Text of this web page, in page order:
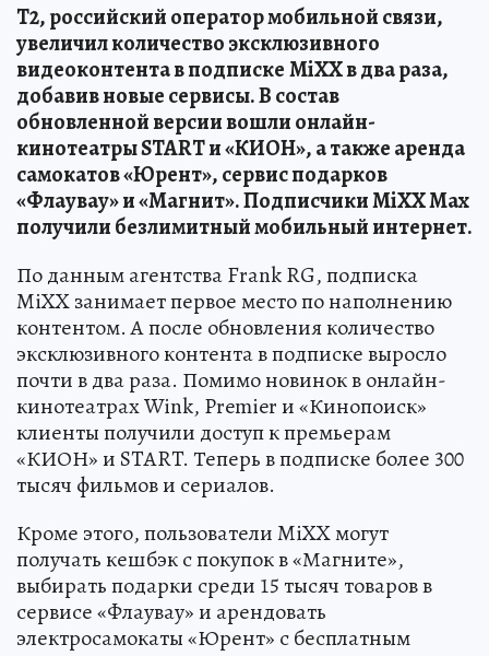
Т2, российский оператор мобильной связи,
увеличил количество эксклюзивного
видеоконтента в подпискеMiXX в два раза,
добавив новые сервисы. В состав
обновленной версии вошли онлайн-
кинотеатры START и «КИОН», а также аренда
самокатов «Юрент», сервис подарков
«Флаувау» и «Магнит». Подписчики MiXX Max
получили безлимитный мобильный интернет.
По данным агентства Frank RG, подписка
MiXX занимает первое место по наполнению
контентом. А после обновления количество
эксклюзивного контента в подписке выросло
почти в два раза. Помимо новинок в онлайн-
кинотеатрах Wink, Premier и «Кинопоиск»
клиенты получили доступ к премьерам
«КИОН» и START. Теперь в подписке более 300
тысяч фильмов и сериалов.
Кроме этого, пользователи MiXX могут
получать кешбэк с покупок в «Магните»,
выбирать подарки среди 15 тысяч товаров в
сервисе «Флаувау» и арендовать
электросамокаты «Юрент» с бесплатным